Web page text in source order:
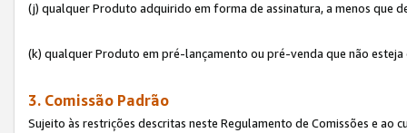
(j) qualquer Produto adquirido em forma de assinatura, a menos que
(k) qualquer Produto em pré-lançamento ou pré-venda que não
3. Comissão Padrão
Sujeito às restrições descritas neste Regulamento de Comissões e ao